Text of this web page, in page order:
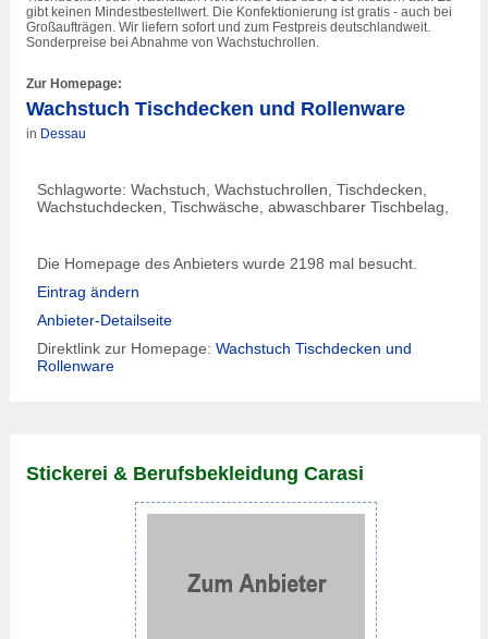
gibt keinen Mindestbestellwert. Die Konfektionierung ist gratis - auch bei
Großaufträgen. Wir liefern sofort und zum Festpreis deutschlandweit.
Sonderpreise bei Abnahme von Wachstuchrollen.
Zur Homepage:
Wachstuch Tischdecken und Rollenware
in Dessau
Schlagworte: Wachstuch, Wachstuchrollen, Tischdecken,
Wachstuchdecken, Tischwäsche, abwaschbarer Tischbelag,
Die Homepage des Anbieters wurde 2198 mal besucht.
Eintrag ändern
Anbieter-Detailseite
Direktlink zur Homepage: Wachstuch Tischdecken und
Rollenware
Stickerei & Berufsbekleidung Carasi